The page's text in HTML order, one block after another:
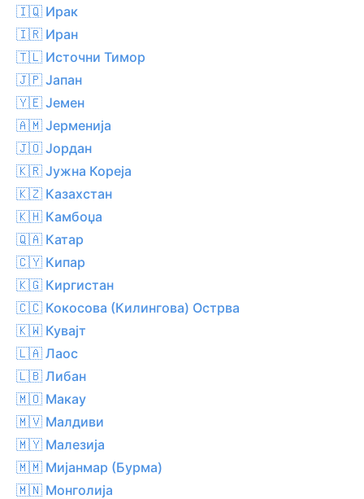
🇮🇶 Ирак
🇮🇷 Иран
🇹🇱 Источни Тимор
🇯🇵 Јапан
🇾🇪 Јемен
🇦🇲 Јерменија
🇯🇴 Јордан
🇰🇷 Јужна Кореја
🇰🇿 Казахстан
🇰🇭 Камбоџа
🇶🇦 Катар
🇨🇾 Кипар
🇰🇬 Киргистан
🇨🇨 Кокосова (Килингова) Острва
🇰🇼 Кувајт
🇱🇦 Лаос
🇱🇧 Либан
🇲🇴 Макау
🇲🇻 Малдиви
🇲🇾 Малезија
🇲🇲 Мијанмар (Бурма)
🇲🇳 Монголија